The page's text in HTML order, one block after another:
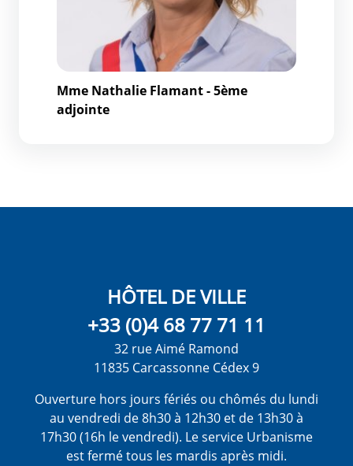
Mme Nathalie Flamant - 5ème
adjointe
HÔTEL DE VILLE
+33 (0)4 68 77 71 11
32 rue Aimé Ramond
11835 Carcassonne Cédex 9
Ouverture hors jours fériés ou chômés du lundi
au vendredi de 8h30 à 12h30 et de 13h30 à
17h30 (16h le vendredi). Le service Urbanisme
est fermé tous les mardis après midi.